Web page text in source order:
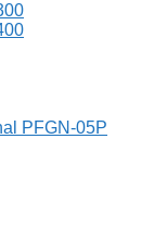
PFGN-05P